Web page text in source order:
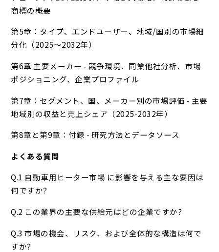
商標の概要
第5章：タイプ、エンドユーザー、地域/国別の市場細
分化（2025～2032年）
第6章 主要メーカー - 競争環境、同業他社分析、市場
ポジショニング、企業プロファイル
第7章：セグメント、国、メーカー別の市場評価 - 主要
地域別の収益と売上シェア（2025-2032年）
第8章と第9章：付録 - 研究方法とデータソース
よくある質問
Q.1 自動車用ヒーター市場 に影響を与える主な要因は
何ですか?
Q.2 この業界の主要な供給元はどの企業ですか?
Q.3 市場の機会、リスク、および全体的な構造は何で
すか?